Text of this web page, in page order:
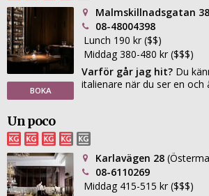
BOKA
Malmskillnadsgatan
08-48004398
Lunch 190 kr ($$)
Middag 380-480 kr ($$$)
Varför går jag hit? Du
italienare när du ser en och
Un poco
Karlavägen 28
08-6110269
Middag 415-515 kr ($$$)